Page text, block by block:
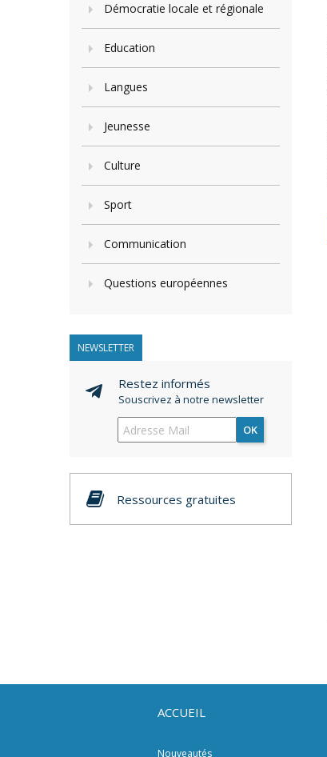
Démocratie locale et régionale
Education
Langues
Jeunesse
Culture
Sport
Communication
Questions européennes
NEWSLETTER
Restez informés
Souscrivez à notre newsletter
OK
Ressources gratuites
ACCUEIL
Nouveautés